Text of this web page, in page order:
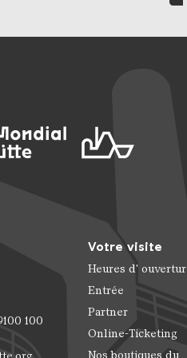
100
Votre visite
Heures d'
Entrée
Partner
Online-Ticketing
Nos boutiques du